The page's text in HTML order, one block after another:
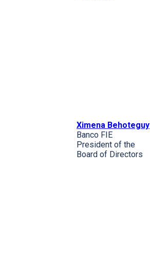
Ximena Behoteguy
Banco FIE
President of the
Board of Directors